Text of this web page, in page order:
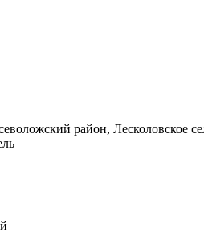
район, Лесколовское